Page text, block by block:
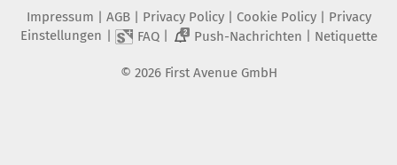
Impressum AGB Privacy Policy| Cookie Policy| Privacy
Einstellungen
FAQ| 2 Push-Nachrichten Netiquette
© 2026 First Avenue GmbH